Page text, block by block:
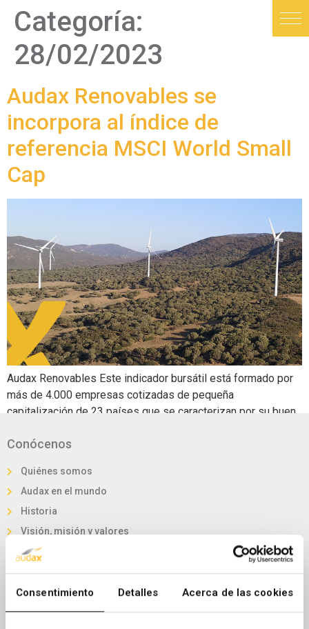
Consentimiento Detalles Acerca de las cookies
Categoría:
28/02/2023
Audax Renovables se
incorpora al índice de
referencia MSCI World Small
Cap
Audax Renovables Este indicador bursátil está formado por
más de 4.000 empresas cotizadas de pequeña
capitalización de 23 países que se caracterizan por su buen
compañía en dicho índice se hará efectiva a partir de hoy. 28
energético español […]
Conócenos
Quiénes somos
Audax en el mundo
Historia
Visión, misión y valores
Nuestra marca
Audax en Cifras
Invierte en Audax
Órganos de Gobierno